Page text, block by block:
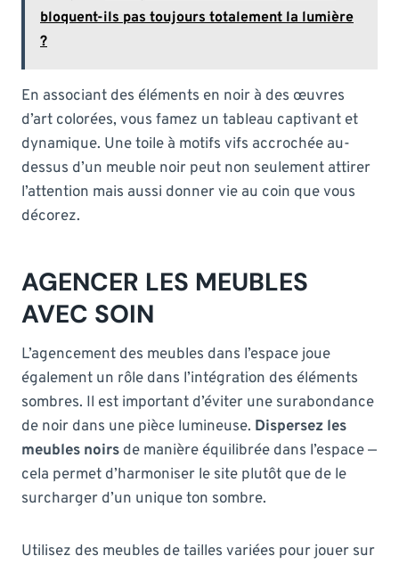
bloquent-ils pas toujours totalement la lumière
?
En associant des éléments en noir à des œuvres
d’art colorées, vous famez un tableau captivant et
dynamique. Une toile à motifs vifs accrochée au-
dessus d’un meuble noir peut non seulement attirer
l’attention mais aussi donner vie au coin que vous
décorez.
AGENCER LES MEUBLES
AVEC SOIN
L’agencement des meubles dans l’espace joue
également un rôle dans l’intégration des éléments
sombres. Il est important d’éviter une surabondance
de noir dans une pièce lumineuse. Dispersez les
meubles noirs de manière équilibrée dans l’espace —
cela permet d’harmoniser le site plutôt que de le
surcharger d’un unique ton sombre.
Utilisez des meubles de tailles variées pour jouer sur